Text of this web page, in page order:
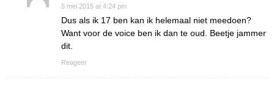
5 mei 2015 at 4:24 pm
Dus als ik 17 ben kan ik helemaal niet meedoen?
Want voor de voice ben ik dan te oud. Beetje jammer
dit.
Reageer